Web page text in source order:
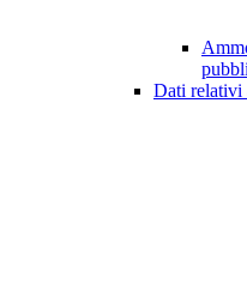
Dati relativi